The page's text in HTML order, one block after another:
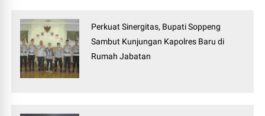
Perkuat Sinergitas, Bupati Soppeng
Sambut Kunjungan Kapolres Baru di
Rumah Jabatan